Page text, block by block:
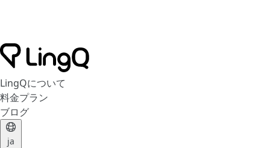
LingQについて
料金プラン
ブログ
ja